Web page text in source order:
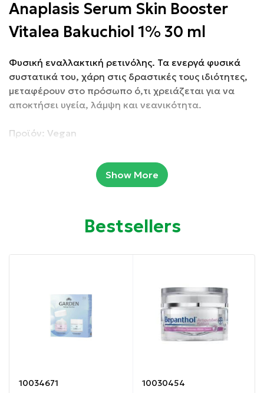
Anaplasis Serum Skin Booster
Vitalea Bakuchiol 1% 30 ml
Φυσική εναλλακτική ρετινόλης. Τα ενεργά φυσικά
συστατικά του, χάρη στις δραστικές τους ιδιότητες,
μεταφέρουν στο πρόσωπο ό,τι χρειάζεται για να
αποκτήσει υγεία, λάμψη και νεανικότητα.
Προϊόν: Vegan
Διεγείρει την παραγωγή κολλαγόνου.
Βοηθάει βελτιώνοντας το βάθος των ρυτίδων.
βακτηριδίων στην επιφάνεια του προσώπου, ιδίως
στο βακτήριο που προκαλεί την ακμή.
Εναλλακτική θεραπεία ρετινόλης.
Show More
Bestsellers
10034671 10030454